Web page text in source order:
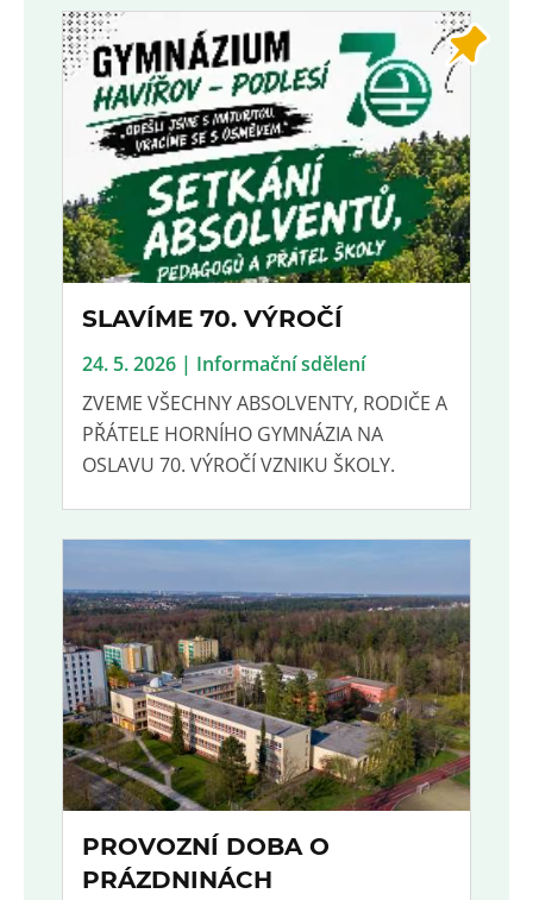
SLAVÍME 70. VÝROČÍ
24. 5. 2026 | Informační sdělení
ZVEME VŠECHNY ABSOLVENTY, RODIČE A
PŘÁTELE HORNÍHO GYMNÁZIA NA
OSLAVU 70. VÝROČÍ VZNIKU ŠKOLY.
PROVOZNÍ DOBA O
PRÁZDNINÁCH